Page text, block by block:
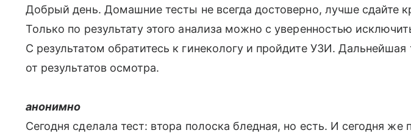
Добрый день. Домашние тесты не всегда достоверно, лучше сдайте
Только по результату этого анализа можно с уверенностью
С результатом обратитесь к гинекологу и пройдите УЗИ. Дальнейшая
от результатов осмотра.
анонимно
Сегодня сделала тест: втора полоска бледная, но есть. И сегодня же